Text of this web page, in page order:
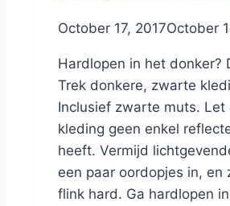
ByNicole
October 17, 2017October
Hardlopen in het donker?
Trek donkere, zwarte
Inclusief zwarte muts. Let
kleding geen enkel
heeft. Vermijd
een paar oordopjes in, en
flink hard. Ga hardlopen